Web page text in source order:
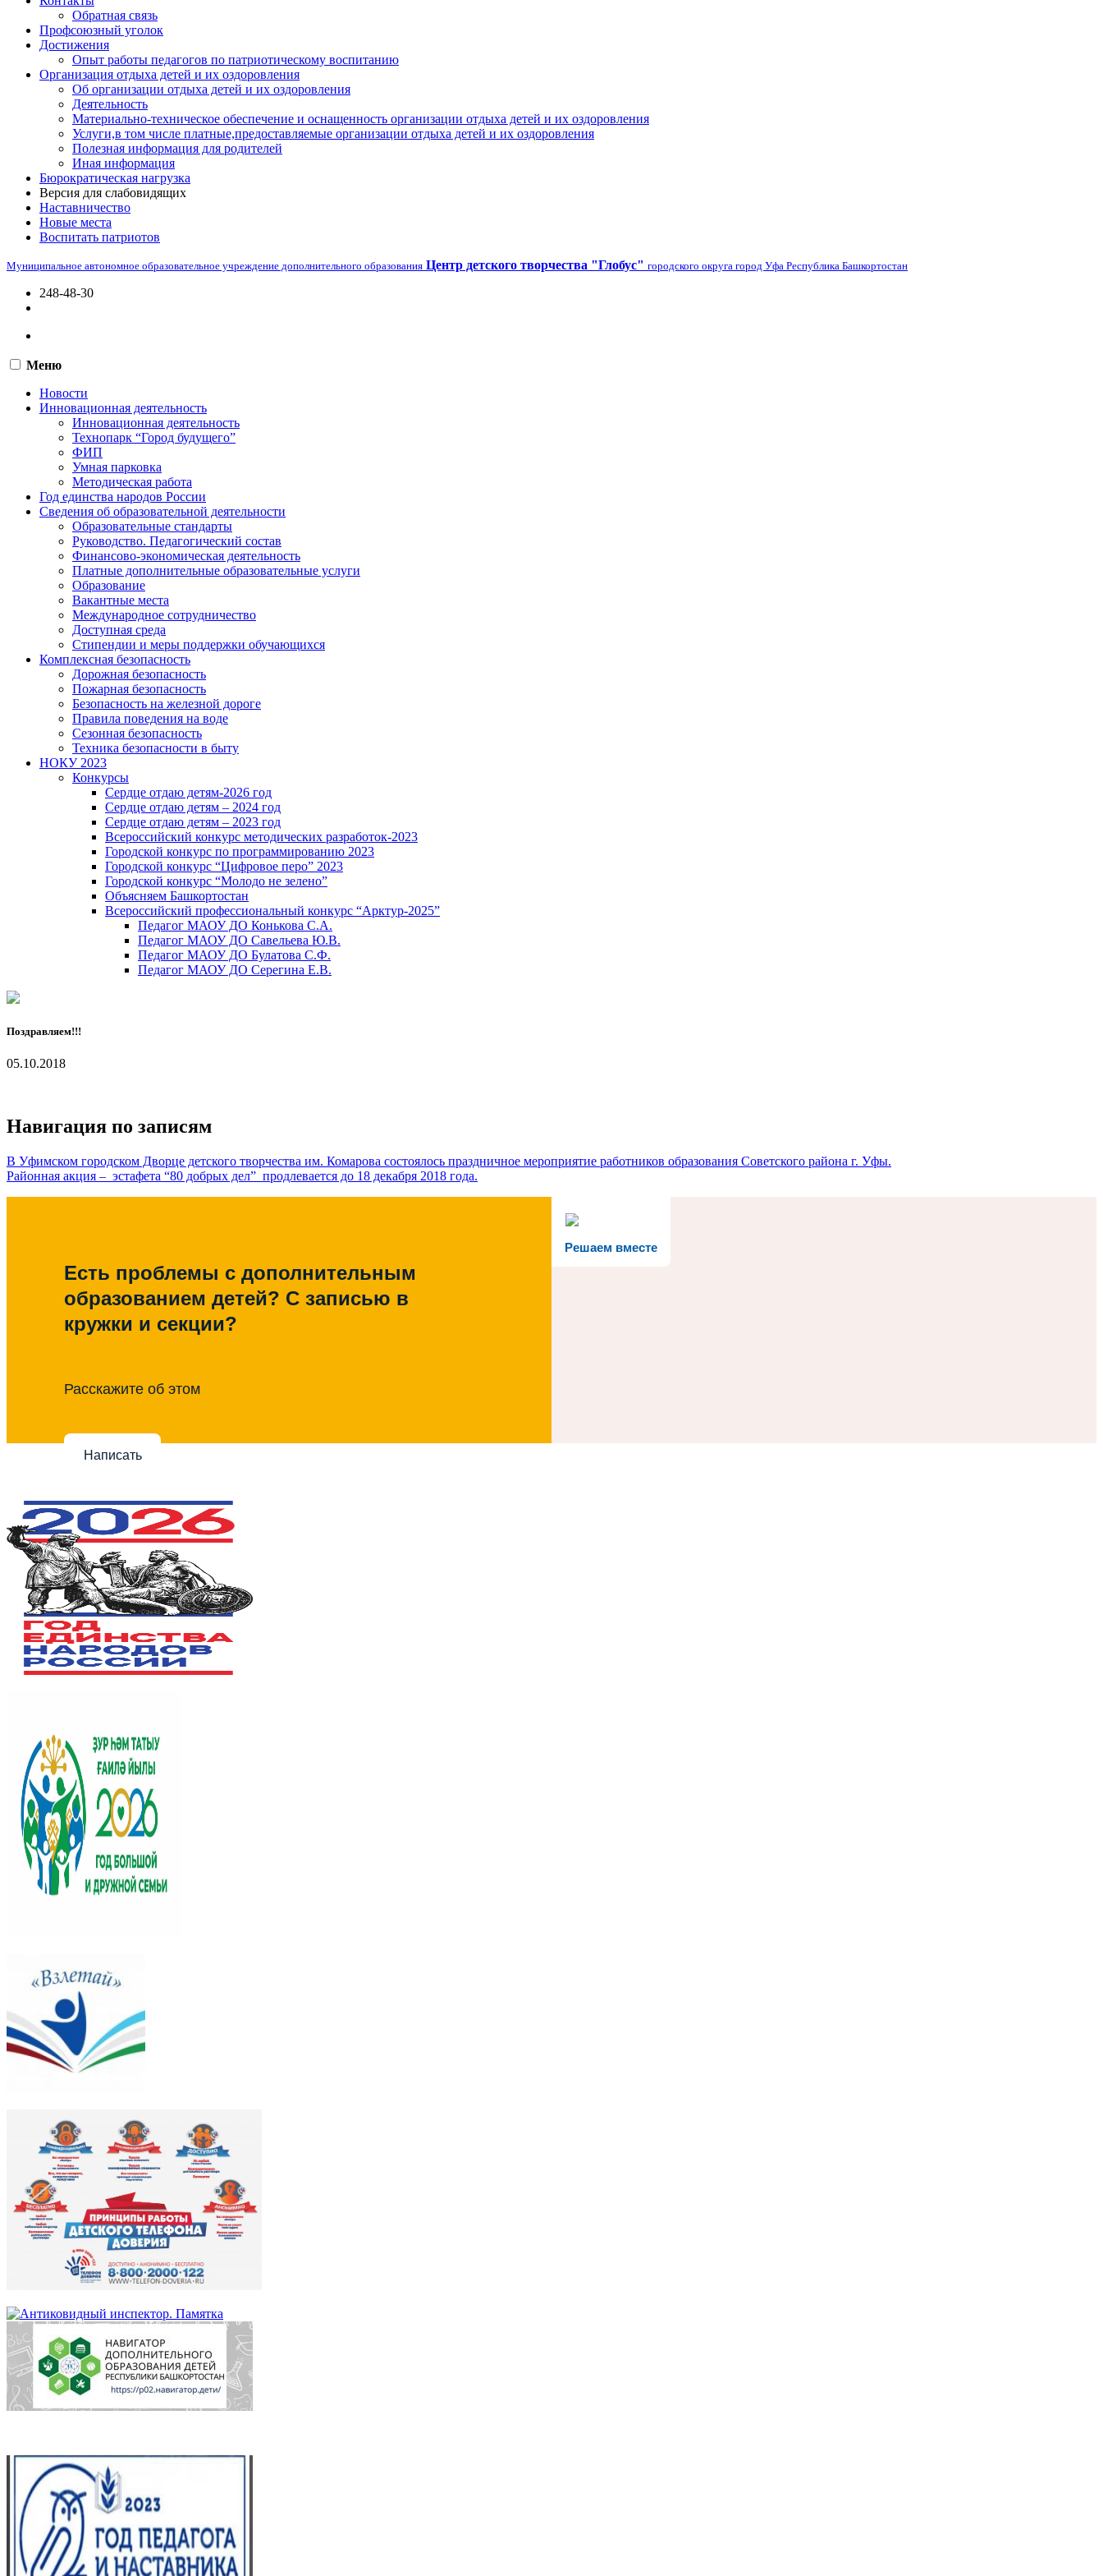
Обратная связь
Профсоюзный уголок
Достижения
Опыт работы педагогов по патриотическому воспитанию
Организация отдыха детей и их оздоровления
Об организации отдыха детей и их оздоровления
Деятельность
Материально-техническое обеспечение и оснащенность организации отдыха детей и их оздоровления
Услуги,в том числе платные,предоставляемые организации отдыха детей и их оздоровления
Полезная информация для родителей
Иная информация
Бюрократическая нагрузка
Версия для слабовидящих
Наставничество
Новые места
Воспитать патриотов
Муниципальное автономное образовательное учреждение дополнительного образования Центр детского творчества "Глобус" городского округа город Уфа Республика Башкортостан
248-48-30
Меню
Новости
Инновационная деятельность
Инновационная деятельность
Технопарк “Город будущего”
ФИП
Умная парковка
Методическая работа
Год единства народов России
Сведения об образовательной деятельности
Образовательные стандарты
Руководство. Педагогический состав
Финансово-экономическая деятельность
Платные дополнительные образовательные услуги
Образование
Вакантные места
Международное сотрудничество
Доступная среда
Стипендии и меры поддержки обучающихся
Комплексная безопасность
Дорожная безопасность
Пожарная безопасность
Безопасность на железной дороге
Правила поведения на воде
Сезонная безопасность
Техника безопасности в быту
НОКУ 2023
Конкурсы
Сердце отдаю детям-2026 год
Сердце отдаю детям – 2024 год
Сердце отдаю детям – 2023 год
Всероссийский конкурс методических разработок-2023
Городской конкурс по программированию 2023
Городской конкурс “Цифровое перо” 2023
Городской конкурс “Молодо не зелено”
Объясняем Башкортостан
Всероссийский профессиональный конкурс “Арктур-2025”
Педагог МАОУ ДО Конькова С.А.
Педагог МАОУ ДО Савельева Ю.В.
Педагог МАОУ ДО Булатова С.Ф.
Педагог МАОУ ДО Серегина Е.В.
Поздравляем!!!
05.10.2018
Навигация по записям
В Уфимском городском Дворце детского творчества им. Комарова состоялось праздничное мероприятие работников образования Советского района г. Уфы.
Районная акция – эстафета “80 добрых дел” продлевается до 18 декабря 2018 года.
Решаем вместе
Есть проблемы с дополнительным
образованием детей? С записью в
кружки и секции?
Расскажите об этом
Написать